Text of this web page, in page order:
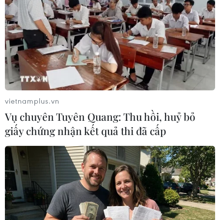
nên việc tổ chức các cuộc thanh tra công tác
quản lý, sử dụng kinh phí bảo trì các nhà chung
cư trên địa bàn thành phố là rất khó khăn./.
(TTXVN/Vietnam+)
vietnamplus.vn
Vụ chuyên Tuyên Quang: Thu hồi, huỷ bỏ
giấy chứng nhận kết quả thi đã cấp